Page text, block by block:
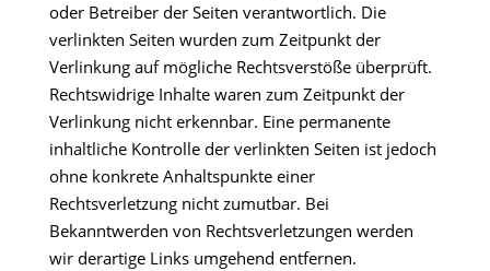
oder Betreiber der Seiten verantwortlich. Die
verlinkten Seiten wurden zum Zeitpunkt der
Verlinkung auf mögliche Rechtsverstöße überprüft.
Rechtswidrige Inhalte waren zum Zeitpunkt der
Verlinkung nicht erkennbar. Eine permanente
inhaltliche Kontrolle der verlinkten Seiten ist jedoch
ohne konkrete Anhaltspunkte einer
Rechtsverletzung nicht zumutbar. Bei
Bekanntwerden von Rechtsverletzungen werden
wir derartige Links umgehend entfernen.